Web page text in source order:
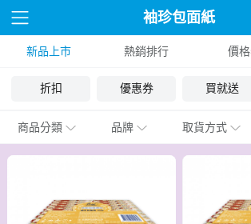
袖珍包面紙
新品上市 熱銷排行 價格
折扣 優惠券 買就送
商品分類 品牌 取貨方式